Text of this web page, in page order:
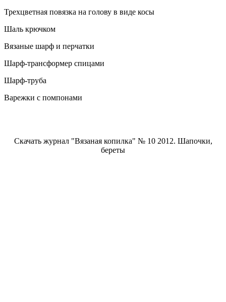
Трехцветная повязка на голову в виде косы
Шаль крючком
Вязаные шарф и перчатки
Шарф-трансформер спицами
Шарф-труба
Варежки с помпонами
Скачать журнал "Вязаная копилка" № 10 2012. Шапочки,
береты